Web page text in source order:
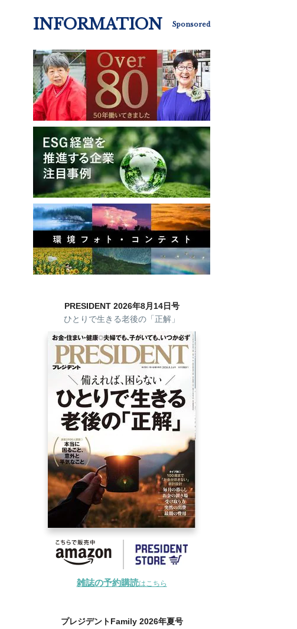
INFORMATION Sponsored
PRESIDENT 2026年8月14日号
ひとりで生きる老後の「正解」
雑誌の予約購読はこちら
プレジデントFamily 2026年夏号